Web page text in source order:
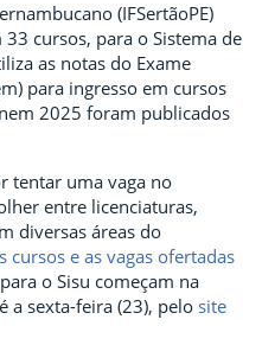
(IFSertãoPE)
cursos, para o Sistema de
as notas do Exame
para ingresso em cursos
2025 foram publicados
tentar uma vaga no
entre licenciaturas,
diversas áreas do
cursos e as vagas ofertadas
o Sisu começam na
a sexta-feira (23), pelo site